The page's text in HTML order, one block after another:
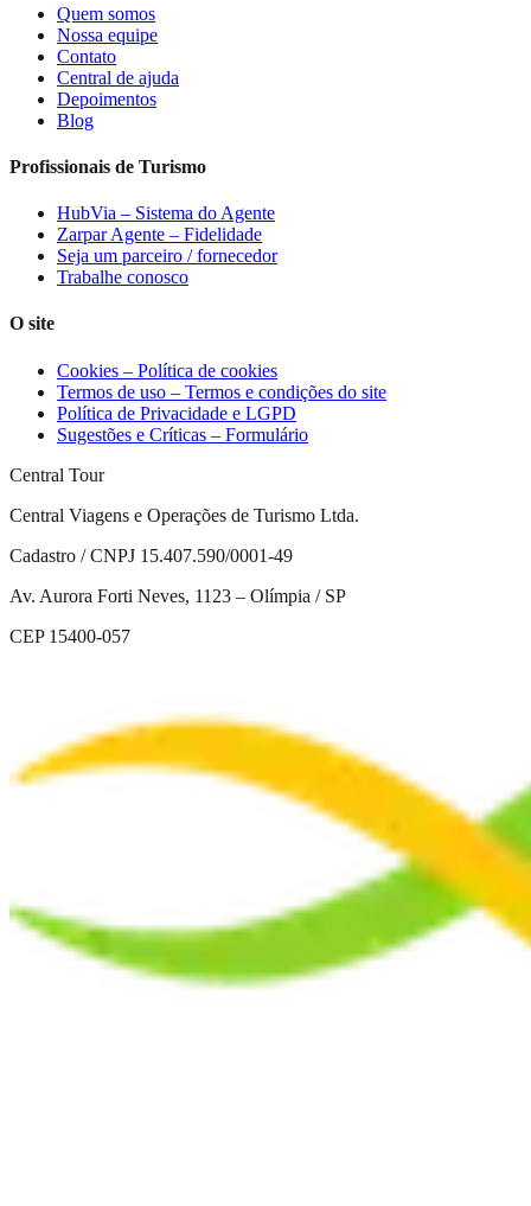
Quem somos
Nossa equipe
Contato
Central de ajuda
Depoimentos
Blog
Profissionais de Turismo
HubVia – Sistema do Agente
Zarpar Agente – Fidelidade
Seja um parceiro / fornecedor
Trabalhe conosco
O site
Cookies – Política de cookies
Termos de uso – Termos e condições do site
Política de Privacidade e LGPD
Sugestões e Críticas – Formulário
Central Tour
Central Viagens e Operações de Turismo Ltda.
Cadastro / CNPJ 15.407.590/0001-49
Av. Aurora Forti Neves, 1123 – Olímpia / SP
CEP 15400-057